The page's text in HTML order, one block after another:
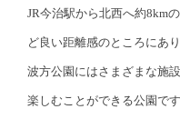
JR今治駅から北西へ約8km
ど良い距離感のところにあり
波方公園にはさまざまな施
楽しむことができる公園です